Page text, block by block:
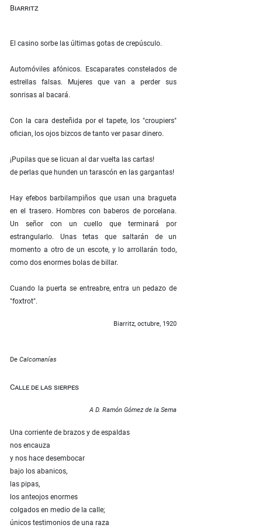
Biarritz
El casino sorbe las últimas gotas de crepúsculo.
Automóviles afónicos. Escaparates constelados de
estrellas falsas. Mujeres que van a perder sus
sonrisas al bacará.
Con la cara desteñida por el tapete, los "croupiers"
ofician, los ojos bizcos de tanto ver pasar dinero.
¡Pupilas que se licuan al dar vuelta las cartas!
de perlas que hunden un tarascón en las gargantas!
Hay efebos barbilampiños que usan una bragueta
en el trasero. Hombres con baberos de porcelana.
Un señor con un cuello que terminará por
estrangularlo. Unas tetas que saltarán de un
momento a otro de un escote, y lo arrollarán todo,
como dos enormes bolas de billar.
Cuando la puerta se entreabre, entra un pedazo de
"foxtrot".
Biarritz, octubre, 1920
De Calcomanías
Calle de las sierpes
A D. Ramón Gómez de la Sema
Una corriente de brazos y de espaldas
nos encauza
y nos hace desembocar
bajo los abanicos,
las pipas,
los anteojos enormes
colgados en medio de la calle;
únicos testimonios de una raza